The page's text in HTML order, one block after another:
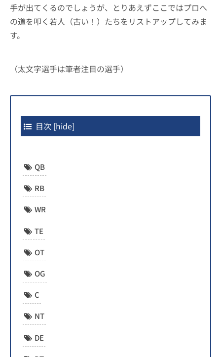
手が出てくるのでしょうが、とりあえずここではプロへ
の道を叩く若人（古い！）たちをリストアップしてみま
す。
（太文字選手は筆者注目の選手）
目次 [hide]
QB
RB
WR
TE
OT
OG
C
NT
DE